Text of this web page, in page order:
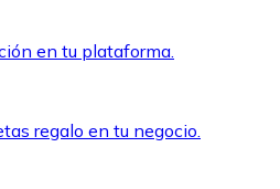
en tu plataforma.
regalo en tu negocio.